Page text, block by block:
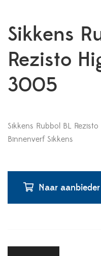
Sikkens
Rezisto
3005
Sikkens Rubbol BL
Binnenverf Sikkens
Naar aanbieder